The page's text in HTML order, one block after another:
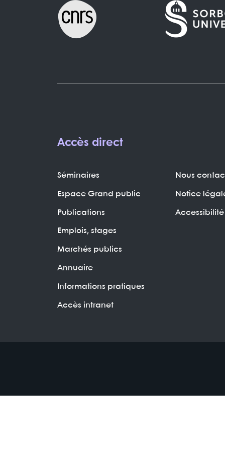
Accès direct
Séminaires
Espace Grand public
Publications
Emplois, stages
Marchés publics
Annuaire
Informations pratiques
Accès intranet
Nous
Notice
Accessibilité